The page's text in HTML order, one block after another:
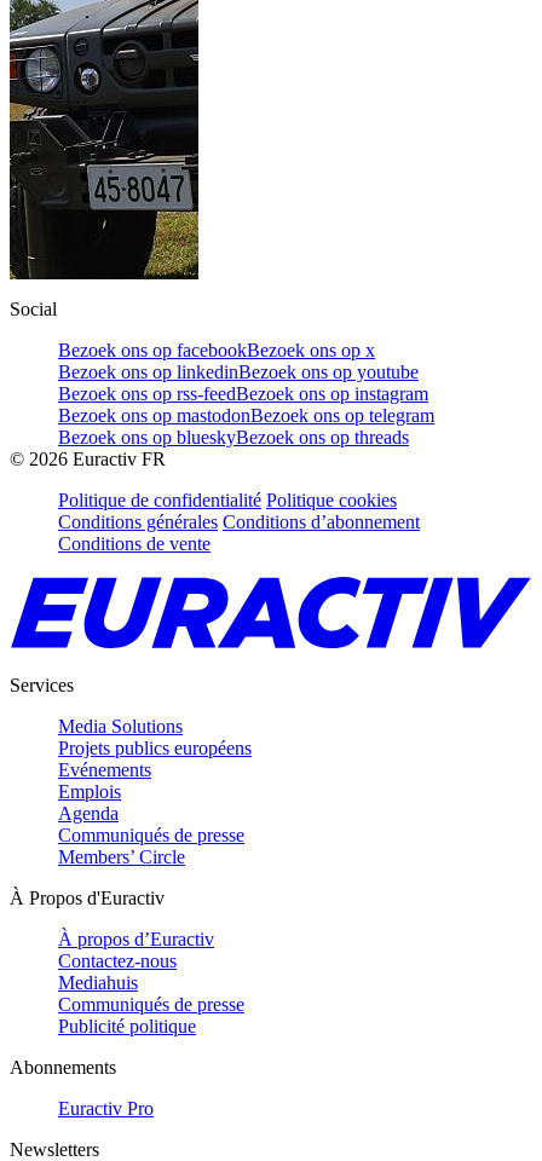
Social
Bezoek ons op facebookBezoek ons op x
Bezoek ons op linkedinBezoek ons op youtube
Bezoek ons op rss-feedBezoek ons op instagram
Bezoek ons op mastodonBezoek ons op telegram
Bezoek ons op blueskyBezoek ons op threads
© 2026 Euractiv FR
Politique de confidentialité Politique cookies
Conditions générales Conditions d’abonnement
Conditions de vente
Services
Media Solutions
Projets publics européens
Evénements
Emplois
Agenda
Communiqués de presse
Members’ Circle
À Propos d'Euractiv
À propos d’Euractiv
Contactez-nous
Mediahuis
Communiqués de presse
Publicité politique
Abonnements
Euractiv Pro
Newsletters